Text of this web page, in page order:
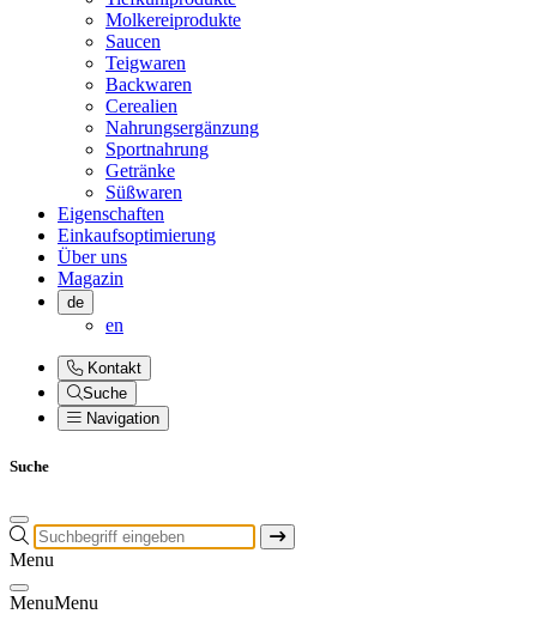
Molkereiprodukte
Saucen
Teigwaren
Backwaren
Cerealien
Nahrungsergänzung
Sportnahrung
Getränke
Süßwaren
Eigenschaften
Einkaufsoptimierung
Über uns
Magazin
de
en
Kontakt
Suche
Navigation
Suche
Menu
MenuMenu